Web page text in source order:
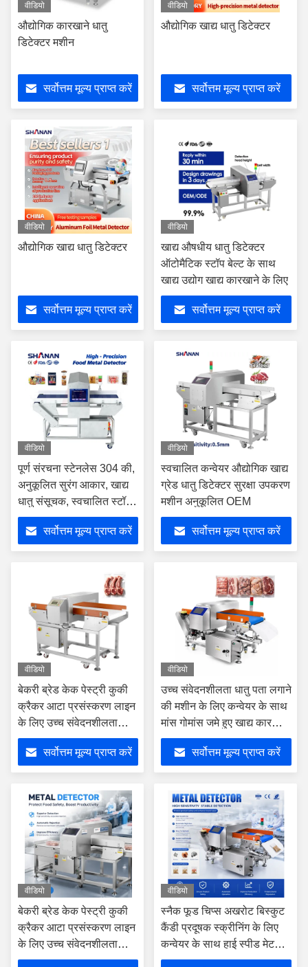
वीडियो
औद्योगिक कारखाने धातु
डिटेक्टर मशीन
सर्वोत्तम मूल्य प्राप्त करें
वीडियो
औद्योगिक खाद्य धातु डिटेक्टर
सर्वोत्तम मूल्य प्राप्त करें
वीडियो
औद्योगिक खाद्य धातु डिटेक्टर
सर्वोत्तम मूल्य प्राप्त करें
वीडियो
खाद्य औषधीय धातु डिटेक्टर
ऑटोमैटिक स्टॉप बेल्ट के साथ
खाद्य उद्योग खाद्य कारखाने के लिए
सर्वोत्तम मूल्य प्राप्त करें
वीडियो
पूर्ण संरचना स्टेनलेस 304 की,
अनुकूलित सुरंग आकार, खाद्य
धातु संसूचक, स्वचालित स्टॉप
बेल्ट के साथ
सर्वोत्तम मूल्य प्राप्त करें
वीडियो
स्वचालित कन्वेयर औद्योगिक खाद्य
ग्रेड धातु डिटेक्टर सुरक्षा उपकरण
मशीन अनुकूलित OEM
सर्वोत्तम मूल्य प्राप्त करें
वीडियो
बेकरी ब्रेड केक पेस्ट्री कुकी
क्रैकर आटा प्रसंस्करण लाइन
के लिए उच्च संवेदनशीलता
कन्वेयर मेटल डिटेक्टर
सर्वोत्तम मूल्य प्राप्त करें
वीडियो
उच्च संवेदनशीलता धातु पता लगाने
की मशीन के लिए कन्वेयर के साथ
मांस गोमांस जमे हुए खाद्य कारखाने
निरीक्षण उपकरण
सर्वोत्तम मूल्य प्राप्त करें
वीडियो
बेकरी ब्रेड केक पेस्ट्री कुकी
क्रैकर आटा प्रसंस्करण लाइन
के लिए उच्च संवेदनशीलता
कन्वेयर मेटल डिटेक्टर
वीडियो
स्नैक फूड चिप्स अखरोट बिस्कुट
कैंडी प्रदूषक स्क्रीनिंग के लिए
कन्वेयर के साथ हाई स्पीड मेटल
डिटेक्शन मशीन